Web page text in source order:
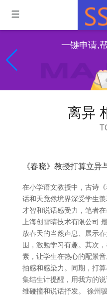
一键申请,
离异
《春晓》教授打算立异
在小学语文教授中，古诗
话和天竟然境界深受学生
才智和说话感受力，笔者
上海创雪晴技术有限公司
放春天的当然声息、展示
围，激勉学习有趣。其次
素，让学生在热心的配景
拍感和感染力。同期，打
集结生计提醒，用我方的
维碰撞和说话抒发。 徐州